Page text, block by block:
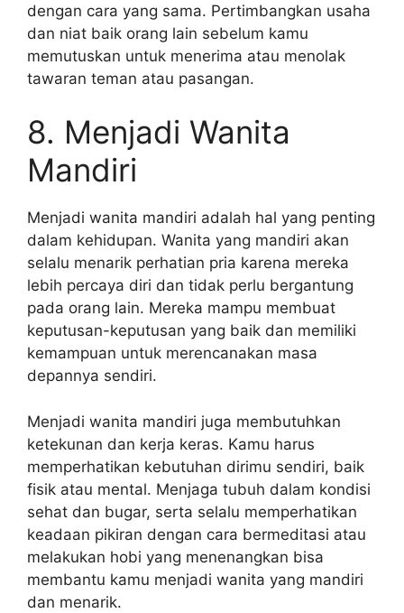
dengan cara yang sama. Pertimbangkan usaha
dan niat baik orang lain sebelum kamu
memutuskan untuk menerima atau menolak
tawaran teman atau pasangan.
8. Menjadi Wanita
Mandiri
Menjadi wanita mandiri adalah hal yang penting
dalam kehidupan. Wanita yang mandiri akan
selalu menarik perhatian pria karena mereka
lebih percaya diri dan tidak perlu bergantung
pada orang lain. Mereka mampu membuat
keputusan-keputusan yang baik dan memiliki
kemampuan untuk merencanakan masa
depannya sendiri.
Menjadi wanita mandiri juga membutuhkan
ketekunan dan kerja keras. Kamu harus
memperhatikan kebutuhan dirimu sendiri, baik
fisik atau mental. Menjaga tubuh dalam kondisi
sehat dan bugar, serta selalu memperhatikan
keadaan pikiran dengan cara bermeditasi atau
melakukan hobi yang menenangkan bisa
membantu kamu menjadi wanita yang mandiri
dan menarik.